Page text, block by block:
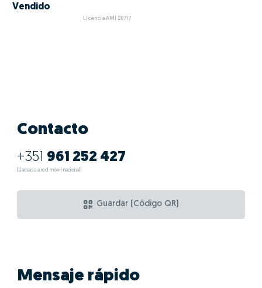
Vendido
Licencia AMI 20717
Contacto
+351 961 252 427
(Llamada a red móvil nacional)
Guardar (Código QR)
Mensaje rápido